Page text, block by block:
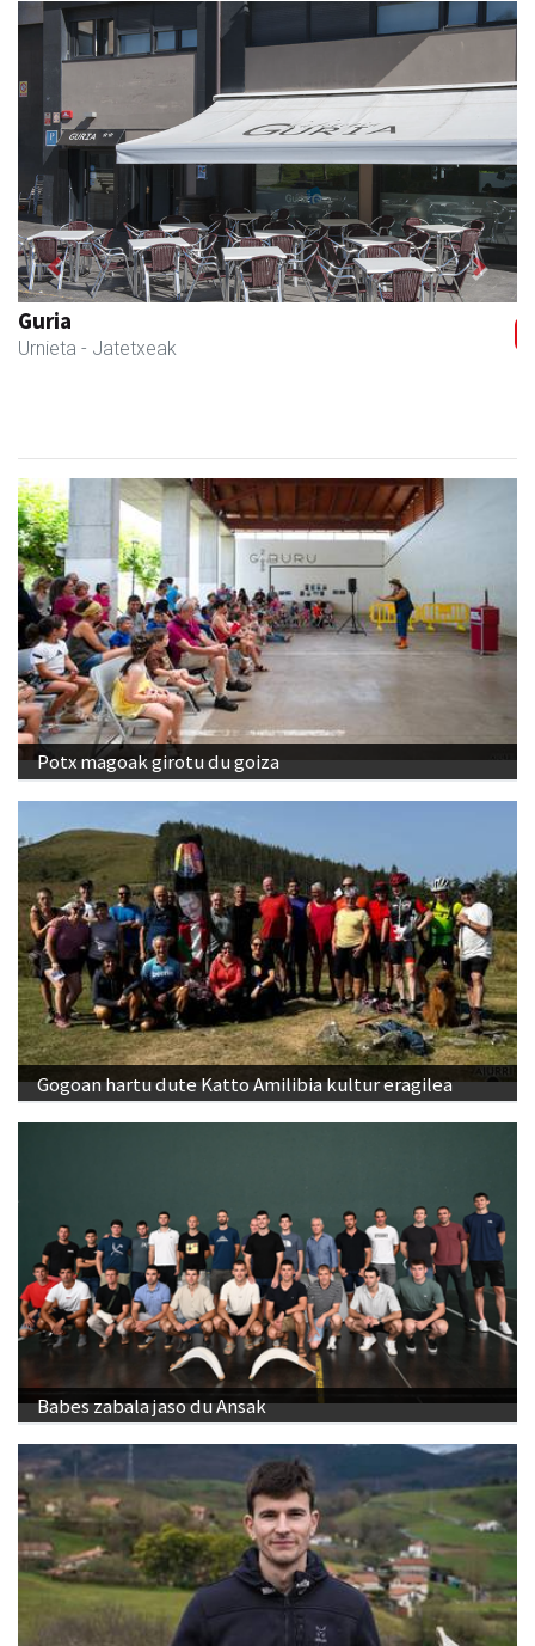
Guria
Urnieta - Jatetxeak
Previous Next
Potx magoak girotu du goiza
Gogoan hartu dute Katto Amilibia kultur eragilea
Babes zabala jaso du Ansak